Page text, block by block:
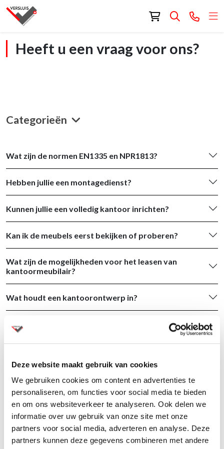
Deze website maakt gebruik van cookies
We gebruiken cookies om content en advertenties te
personaliseren, om functies voor social media te bieden
en om ons websiteverkeer te analyseren. Ook delen we
informatie over uw gebruik van onze site met onze
partners voor social media, adverteren en analyse. Deze
partners kunnen deze gegevens combineren met andere
Heeft u een vraag voor ons?
Categorieën
Wat zijn de normen EN1335 en NPR1813?
Hebben jullie een montagedienst?
Kunnen jullie een volledig kantoor inrichten?
Kan ik de meubels eerst bekijken of proberen?
Wat zijn de mogelijkheden voor het leasen van
kantoormeubilair?
Wat houdt een kantoorontwerp in?
Kan ik vrijblijvend een adviesgesprek plannen?
Kantoorinrichters?
Hoe lang duurt een kantoorinrichting project?
Zijn de prijzen inclusief of exclusief btw vermeld?
Waarom zie ik geen prijzen bij de producten op de